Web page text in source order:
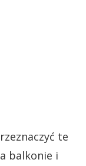
te
balkonie i